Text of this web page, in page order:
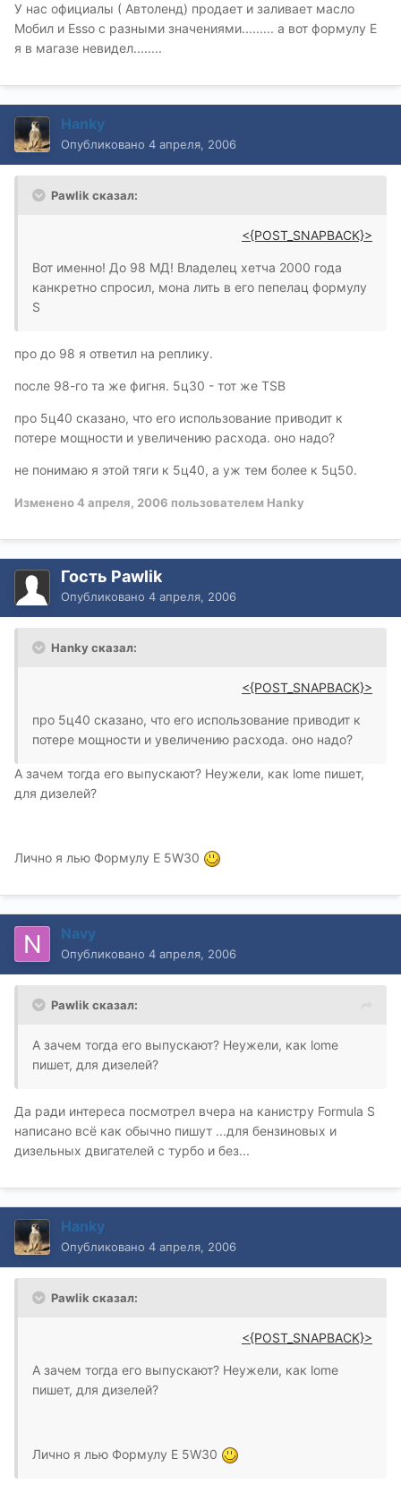
У нас официалы ( Автоленд) продает и заливает масло
Мобил и Esso с разными значениями......... а вот формулу Е
я в магазе невидел........
Hanky
Опубликовано 4 апреля, 2006
Pawlik сказал:
<{POST_SNAPBACK}>
Вот именно! До 98 МД! Владелец хетча 2000 года
канкретно спросил, мона лить в его пепелац формулу
S
про до 98 я ответил на реплику.
после 98-го та же фигня. 5ц30 - тот же TSB
про 5ц40 сказано, что его использование приводит к
потере мощности и увеличению расхода. оно надо?
не понимаю я этой тяги к 5ц40, а уж тем более к 5ц50.
Изменено4 апреля, 2006 пользователем Hanky
Гость Pawlik
Опубликовано 4 апреля, 2006
Hanky сказал:
<{POST_SNAPBACK}>
про 5ц40 сказано, что его использование приводит к
потере мощности и увеличению расхода. оно надо?
А зачем тогда его выпускают? Неужели, как lome пишет,
для дизелей?
Лично я лью Формулу Е 5W30
Navy
Опубликовано 4 апреля, 2006
Pawlik сказал:
А зачем тогда его выпускают? Неужели, как lome
пишет, для дизелей?
Да ради интереса посмотрел вчера на канистру Formula S
написано всё как обычно пишут ...для бензиновых и
дизельных двигателей с турбо и без...
Hanky
Опубликовано 4 апреля, 2006
Pawlik сказал:
<{POST_SNAPBACK}>
А зачем тогда его выпускают? Неужели, как lome
пишет, для дизелей?
Лично я лью Формулу Е 5W30